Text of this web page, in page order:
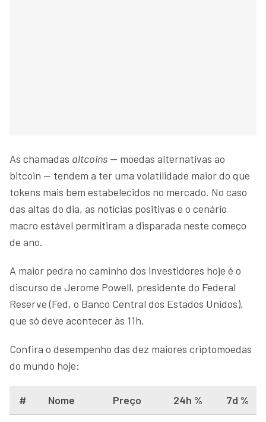
As chamadas altcoins — moedas alternativas ao
bitcoin — tendem a ter uma volatilidade maior do que
tokens mais bem estabelecidos no mercado. No caso
das altas do dia, as notícias positivas e o cenário
macro estável permitiram a disparada neste começo
de ano.
A maior pedra no caminho dos investidores hoje é o
discurso de Jerome Powell, presidente do Federal
Reserve (Fed, o Banco Central dos Estados Unidos),
que só deve acontecer às 11h.
Confira o desempenho das dez maiores criptomoedas
do mundo hoje:
# Nome Preço 24h % 7d %